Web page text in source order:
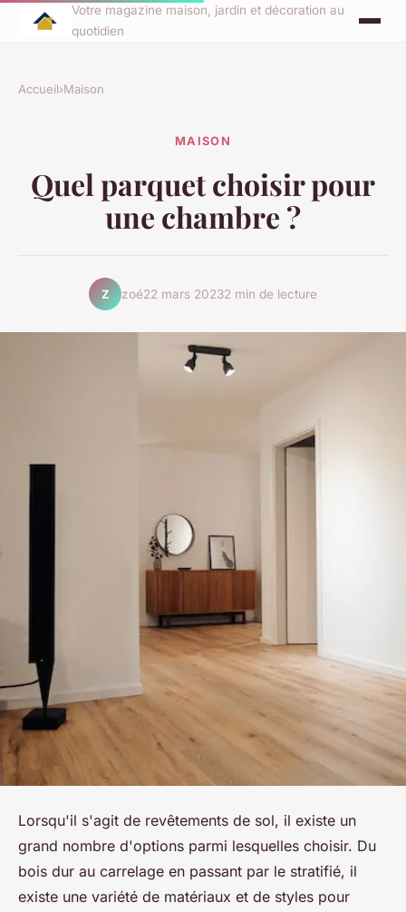
Votre magazine maison, jardin et décoration au
quotidien
Accueil›Maison
MAISON
Quel parquet choisir pour
une chambre ?
Z zoé22 mars 20232 min de lecture
Lorsqu'il s'agit de revêtements de sol, il existe un
grand nombre d'options parmi lesquelles choisir. Du
bois dur au carrelage en passant par le stratifié, il
existe une variété de matériaux et de styles pour